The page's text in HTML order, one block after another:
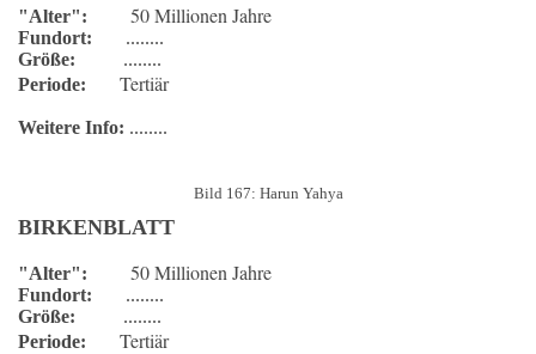
"Alter": 50 Millionen Jahre
Fundort: ........
Größe: ........
Periode: Tertiär
Weitere Info: ........
Bild 167: Harun Yahya
BIRKENBLATT
"Alter": 50 Millionen Jahre
Fundort: ........
Größe: ........
Periode: Tertiär